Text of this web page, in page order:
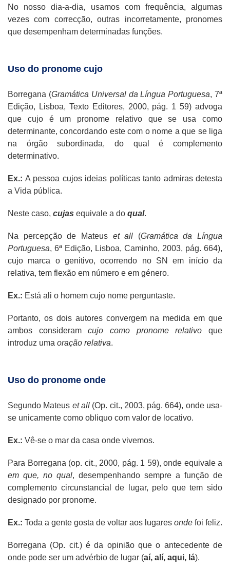
No nosso dia-a-dia, usamos com frequência, algumas
vezes com correcção, outras incorretamente, pronomes
que desempenham determinadas funções.
Uso do pronome cujo
Borregana (Gramática Universal da Língua Portuguesa, 7ª
Edição, Lisboa, Texto Editores, 2000, pág. 1 59) advoga
que cujo é um pronome relativo que se usa como
determinante, concordando este com o nome a que se liga
na órgão subordinada, do qual é complemento
determinativo.
Ex.: A pessoa cujos ideias políticas tanto admiras detesta
a Vida pública.
Neste caso, cujas equivale a do qual.
Na percepção de Mateus et all (Gramática da Língua
Portuguesa, 6ª Edição, Lisboa, Caminho, 2003, pág. 664),
cujo marca o genitivo, ocorrendo no SN em início da
relativa, tem flexão em número e em género.
Ex.: Está ali o homem cujo nome perguntaste.
Portanto, os dois autores convergem na medida em que
ambos consideramcujo como pronome relativo que
introduz uma oração relativa.
Uso do pronome onde
Segundo Mateus et all(Op. cit., 2003, pág. 664), onde usa-
se unicamente como obliquo com valor de locativo.
Ex.: Vê-se o mar da casa onde vivemos.
Para Borregana (op. cit., 2000, pág. 1 59), onde equivale a
em que, no qual, desempenhando sempre a função de
complemento circunstancial de lugar, pelo que tem sido
designado por pronome.
Ex.: Toda a gente gosta de voltar aos lugares onde foi feliz.
Borregana (Op. cit.) é da opinião que o antecedente de
onde pode ser um advérbio de lugar (aí, alí, aqui, lá).